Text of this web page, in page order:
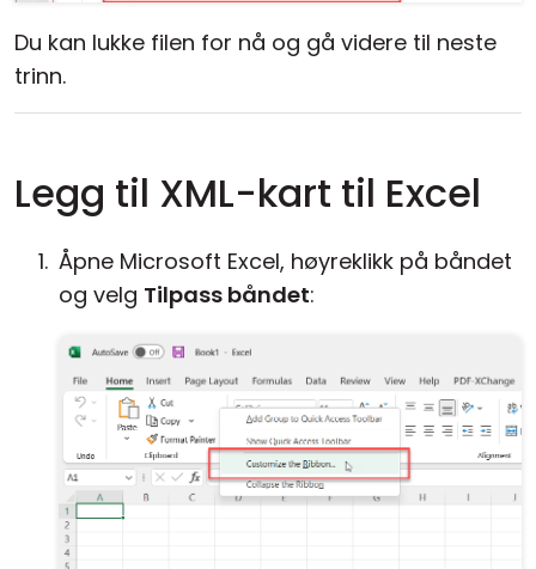
Du kan lukke filen for nå og gå videre til neste
trinn.
Legg til XML-kart til Excel
Åpne Microsoft Excel, høyreklikk på båndet
og velg Tilpass båndet: